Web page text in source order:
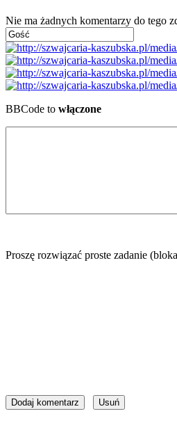
Nie ma żadnych komentarzy do tego
BBCode to włączone
Proszę rozwiązać proste zadanie